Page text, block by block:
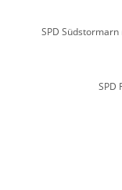
SPD
SPD